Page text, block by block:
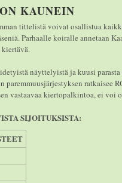
KAUNEIN
tittelistä voivat osallistua
Parhaalle koiralle annetaan
näyttelyistä ja kuusi
paremmuusjärjestyksen
vastaavaa kiertopalkintoa, ei
SIJOITUKSISTA: